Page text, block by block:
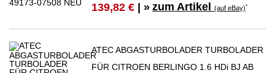
139,82 € | » zum Artikel(auf eBay)*
ATEC ABGASTURBOLADER TURBOLADER
FÜR CITROEN BERLINGO 1.6 HDi BJ AB